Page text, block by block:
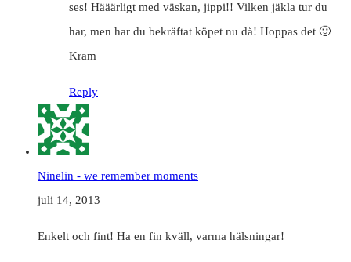
ses! Hääärligt med väskan, jippi!! Vilken jäkla tur du
har, men har du bekräftat köpet nu då! Hoppas det 🙂
Kram
Reply
Ninelin - we remember moments
juli 14, 2013
Enkelt och fint! Ha en fin kväll, varma hälsningar!